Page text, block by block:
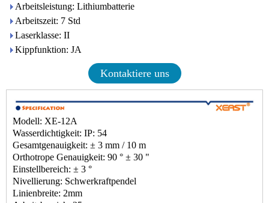
Arbeitsleistung: Lithiumbatterie
Arbeitszeit: 7 Std
Laserklasse: II
Kippfunktion: JA
Kontaktiere uns
Modell: XE-12A
Wasserdichtigkeit: IP: 54
Gesamtgenauigkeit: ± 3 mm / 10 m
Orthotrope Genauigkeit: 90 ° ± 30 "
Einstellbereich: ± 3 °
Nivellierung: Schwerkraftpendel
Linienbreite: 2mm